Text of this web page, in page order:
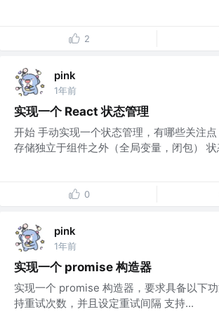
2
pink
1年前
实现一个 React 状态管理
开始 手动实现一个状态管理，有哪些关注点
存储独立于组件之外（全局变量，闭包） 状
0
pink
1年前
实现一个 promise 构造器
实现一个 promise 构造器，要求具备以下
持重试次数，并且设定重试间隔 支持...